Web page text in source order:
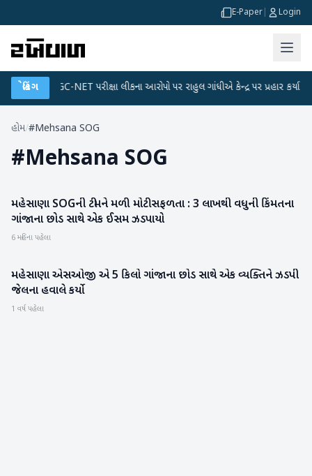
E-Paper Login
બ્રેકિંગ
● UGC-NET પરીક્ષા લીકના આરોપો પર રાહુલ ગાંધીએ કેન્દ્ર પર પ્રહાર કર્યા ●
હોમ/#Mehsana SOG
#Mehsana SOG
મહેસાણા
મહેસાણા SOGની ટીમને મળી મોટી સફળતા : 3 લાખથી વધુની કિંમતના
ગાંજાના છોડ સાથે એક ઈસમ ઝડપાયો
6 મહિના પહેલા
મહેસાણા
મહેસાણા એસઓજી એ 5 કિલો ગાંજાના છોડ સાથે એક વ્યક્તિને ઝડપી
જેલના હવાલે કર્યો
1 વર્ષ પહેલા